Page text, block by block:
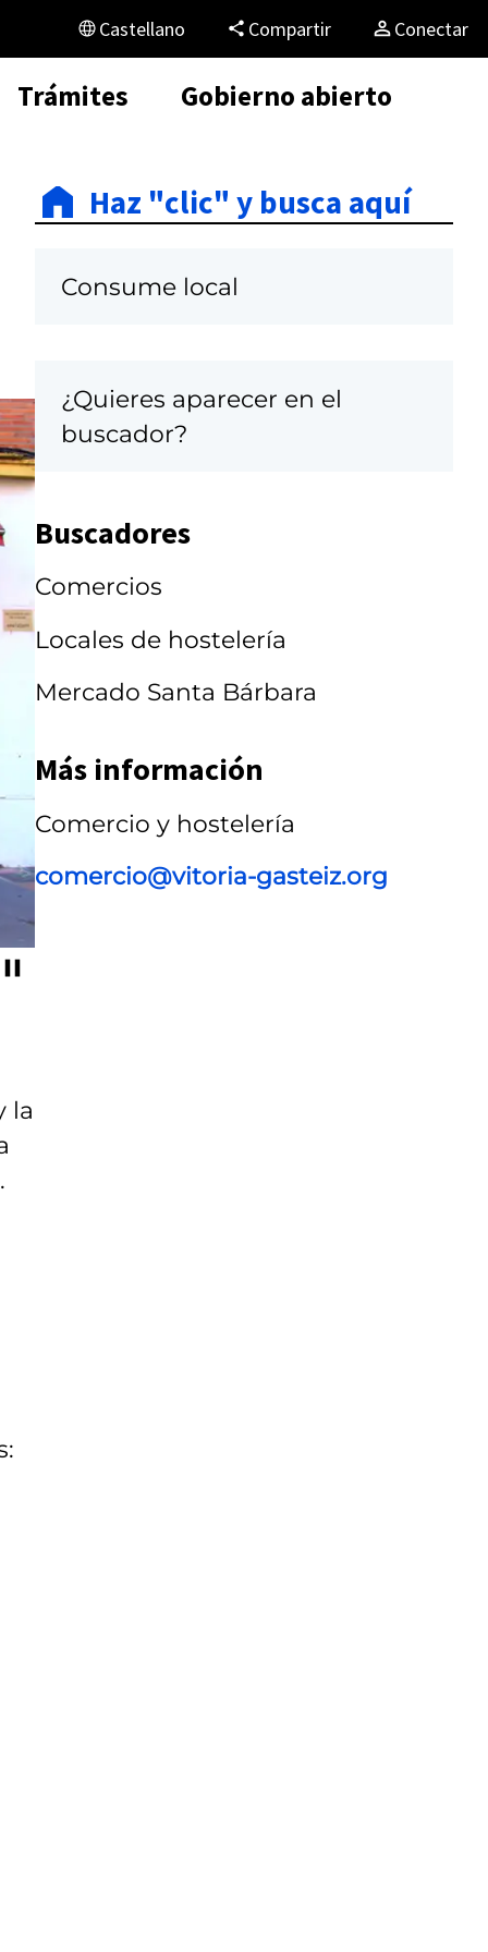
Castellano Compartir Conectar
Trámites Gobierno abierto
C
a
r
r
u
s
e
l
la
Haz "clic" y busca aquí
Consume local
¿Quieres aparecer en el
buscador?
Buscadores
Comercios
Locales de hostelería
Mercado Santa Bárbara
Más información
Comercio y hostelería
comercio@vitoria-gasteiz.org